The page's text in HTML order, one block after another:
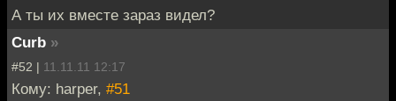
А ты их вместе зараз видел?
Curb »
#52 | 11.11.11 12:17
Кому: harper, #51